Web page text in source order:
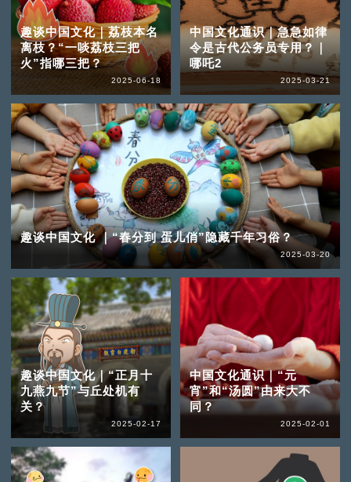
趣谈中国文化｜荔枝本名
离枝？“一啖荔枝三把
火”指哪三把？
2025-06-18
中国文化通识｜急急如律
令是古代公务员专用？｜
哪吒2
2025-03-21
趣谈中国文化 ｜“春分到 蛋儿俏”隐藏千年习俗？
2025-03-20
趣谈中国文化｜“正月十
九燕九节”与丘处机有
关？
2025-02-17
中国文化通识｜“元
宵”和“汤圆”由来大不
同？
2025-02-01